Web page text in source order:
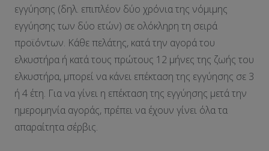
εγγύησης (δηλ. επιπλέον δύο χρόνια της νόμιμης
εγγύησης των δύο ετών) σε ολόκληρη τη σειρά
προϊόντων. Κάθε πελάτης, κατά την αγορά του
ελκυστήρα ή κατά τους πρώτους 12 μήνες της ζωής του
ελκυστήρα, μπορεί να κάνει επέκταση της εγγύησης σε 3
ή 4 έτη. Για να γίνει η επέκταση της εγγύησης μετά την
ημερομηνία αγοράς, πρέπει να έχουν γίνει όλα τα
απαραίτητα σέρβις.